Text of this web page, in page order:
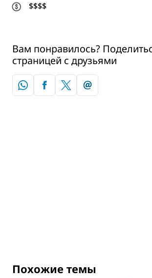
$$$$
Вам понравилось?
страницей с друзьями
Похожие темы